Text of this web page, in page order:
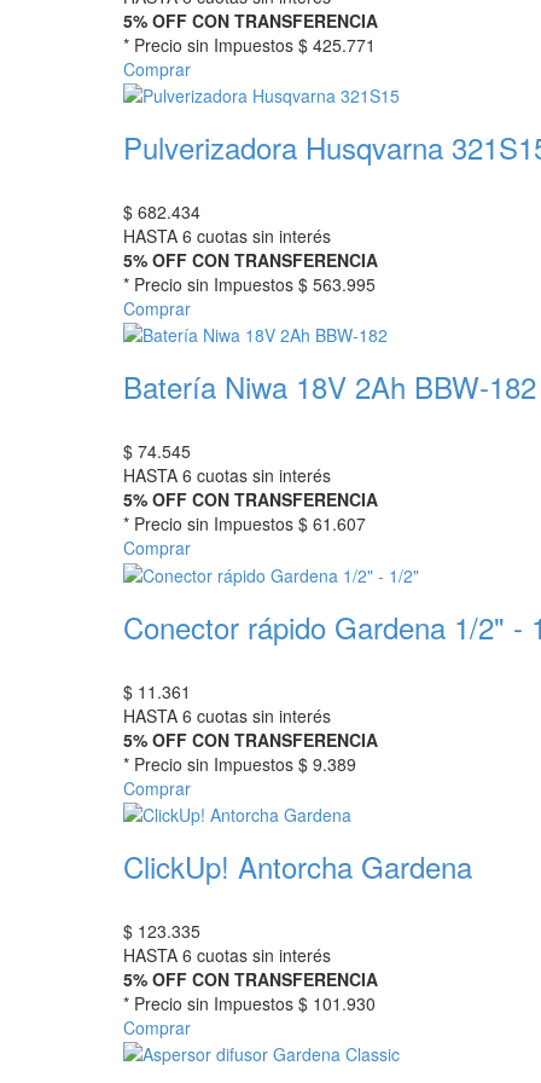
5% OFF CON TRANSFERENCIA
* Precio sin Impuestos $ 425.771
Comprar
Pulverizadora Husqvarna
$ 682.434
HASTA 6 cuotas sin interés
5% OFF CON TRANSFERENCIA
* Precio sin Impuestos $ 563.995
Comprar
Batería Niwa 18V 2Ah BBW-182
$ 74.545
HASTA 6 cuotas sin interés
5% OFF CON TRANSFERENCIA
* Precio sin Impuestos $ 61.607
Comprar
Conector rápido Gardena 1/2" -
$ 11.361
HASTA 6 cuotas sin interés
5% OFF CON TRANSFERENCIA
* Precio sin Impuestos $ 9.389
Comprar
ClickUp! Antorcha Gardena
$ 123.335
HASTA 6 cuotas sin interés
5% OFF CON TRANSFERENCIA
* Precio sin Impuestos $ 101.930
Comprar